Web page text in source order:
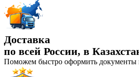
Доставка
по всей России, в
Поможем быстро оформить документы